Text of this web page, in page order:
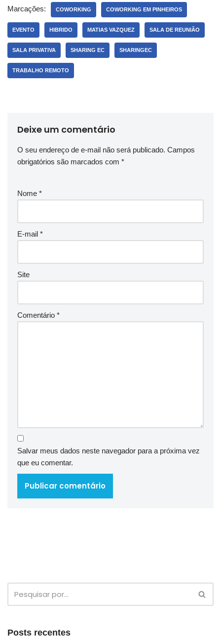
Marcações: COWORKING COWORKING EM PINHEIROS
EVENTO HIBRIDO MATIAS VAZQUEZ SALA DE REUNIÃO
SALA PRIVATIVA SHARING EC SHARINGEC
TRABALHO REMOTO
Deixe um comentário
O seu endereço de e-mail não será publicado. Campos
obrigatórios são marcados com *
Nome *
E-mail *
Site
Comentário *
Salvar meus dados neste navegador para a próxima vez
que eu comentar.
Posts recentes